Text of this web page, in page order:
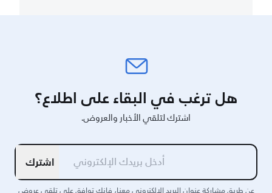
هل ترغب في البقاء على اطلاع؟
اشترك لتلقي الأخبار والعروض.
اشترك